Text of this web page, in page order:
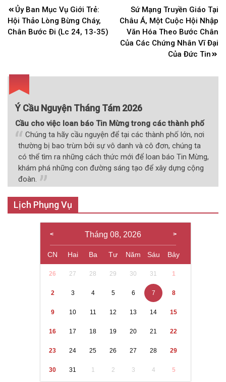
Điều
hướng
bài
Ủy Ban Mục Vụ Giới Trẻ:
Hội Thảo Lòng Bừng Cháy,
Chân Bước Đi (Lc 24, 13-35)
Sứ Mạng Truyền Giáo Tại
Châu Á, Một Cuộc Hội Nhập
Văn Hóa Theo Bước Chân
Của Các Chứng Nhân Vĩ Đại
Của Đức Tin
Ý Cầu Nguyện Tháng Tám 2026
Cầu cho việc loan báo Tin Mừng trong các thành phố
Chúng ta hãy cầu nguyện để tại các thành phố lớn, nơi
thường bị bao trùm bởi sự vô danh và cô đơn, chúng ta
có thể tìm ra những cách thức mới để loan báo Tin Mừng,
khám phá những con đường sáng tạo để xây dựng cộng
đoàn.
Lịch Phụng Vụ
Tháng 08, 2026
CN Hai Ba Tư Năm Sáu Bảy
26 27 28 29 30 31 1
2 3 4 5 6 7 8
9 10 11 12 13 14 15
16 17 18 19 20 21 22
23 24 25 26 27 28 29
30 31 1 2 3 4 5